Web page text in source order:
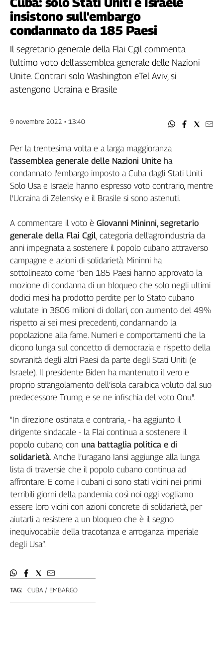
Filcams
Filctem
Fillea
Filt
Fiom
Nidil
Spi
Inca
Caaf
Speciali
di
Genova,
della
ragione
120
anni
Cgil
Collettiva
Academy
Play
Rubriche
Collettiva
Talk
settimana
Collettiva
Girasoli
Il
Sassolino
Linea
Economica
Tech
It
Easy
Inserti
Diffusa
InFlai
insistono sull'embargo
condannato da 185 Paesi
Il segretario generale della Flai Cgil commenta
l'ultimo voto dell'assemblea generale delle Nazioni
Unite. Contrari solo Washington eTel Aviv, si
astengono Ucraina e Brasile
9 novembre 2022 • 13:40
TAG: CUBA EMBARGO
Per la trentesima volta e a larga maggioranza
l'assemblea generale delle Nazioni Unite ha
condannato l'embargo imposto a Cuba dagli Stati Uniti.
Solo Usa e Israele hanno espresso voto contrario, mentre
l’Ucraina di Zelensky e il Brasile si sono astenuti.
A commentare il voto è Giovanni Mininni, segretario
generale della Flai Cgil, categoria dell'agroindustria da
anni impegnata a sostenere il popolo cubano attraverso
campagne e azioni di solidarietà. Mininni ha
sottolineato come “ben 185 Paesi hanno approvato la
mozione di condanna di un bloqueo che solo negli ultimi
dodici mesi ha prodotto perdite per lo Stato cubano
valutate in 3806 milioni di dollari, con aumento del 49%
rispetto ai sei mesi precedenti, condannando la
popolazione alla fame. Numeri e comportamenti che la
dicono lunga sul concetto di democrazia e rispetto della
sovranità degli altri Paesi da parte degli Stati Uniti (e
Israele). Il presidente Biden ha mantenuto il vero e
proprio strangolamento dell’isola caraibica voluto dal suo
predecessore Trump, e se ne infischia del voto Onu".
"In direzione ostinata e contraria, - ha aggiunto il
dirigente sindacale - la Flai continua a sostenere il
popolo cubano, con una battaglia politica e di
solidarietà. Anche l’uragano Iansi aggiunge alla lunga
lista di traversie che il popolo cubano continua ad
affrontare. E come i cubani ci sono stati vicini nei primi
terribili giorni della pandemia così noi oggi vogliamo
essere loro vicini con azioni concrete di solidarietà, per
aiutarli a resistere a un bloqueo che è il segno
inequivocabile della tracotanza e arroganza imperiale
degli Usa”.